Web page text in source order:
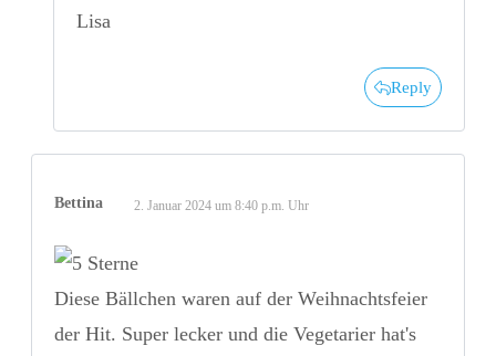
Lisa
Reply
Bettina 2. Januar 2024 um 8:40 p.m. Uhr
Diese Bällchen waren auf der Weihnachtsfeier
der Hit. Super lecker und die Vegetarier hat's